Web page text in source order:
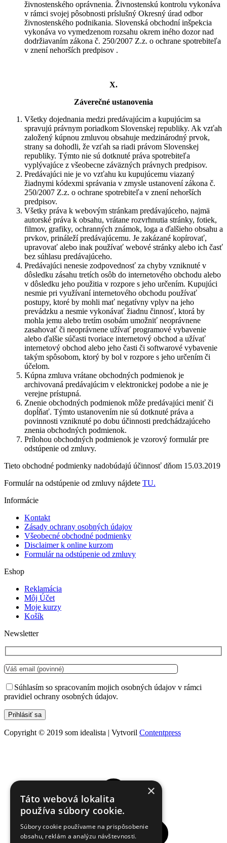
živnostenského oprávnenia. Živnostenskú kontrolu vykonáva
v rámci svojej pôsobnosti príslušný Okresný úrad odbor
živnostenského podnikania. Slovenská obchodní inšpekcia
vykonáva vo vymedzenom rozsahu okrem iného dozor nad
dodržiavaním zákona č. 250/2007 Z.z. o ochrane spotrebiteľa
v znení nehorších predpisov .
X.
Záverečné ustanovenia
Všetky dojednania medzi predávajúcim a kupujúcim sa
spravujú právnym poriadkom Slovenskej republiky. Ak vzťah
založený kúpnou zmluvou obsahuje medzinárodný prvok,
strany sa dohodli, že vzťah sa riadi právom Slovenskej
republiky. Týmto nie sú dotknuté práva spotrebiteľa
vyplývajúce z všeobecne záväzných právnych predpisov.
Predávajúci nie je vo vzťahu ku kupujúcemu viazaný
žiadnymi kódexmi správania v zmysle ustanovení zákona č.
250/2007 Z.z. o ochrane spotrebiteľa v znení nehorších
predpisov.
Všetky práva k webovým stránkam predávajúceho, najmä
autorské práva k obsahu, vrátane rozvrhnutia stránky, fotiek,
filmov, grafiky, ochranných známok, loga a ďalšieho obsahu a
prvkov, prináleží predávajúcemu. Je zakázané kopírovať,
upravovať alebo inak používať webové stránky alebo ich časť
bez súhlasu predávajúceho.
Predávajúci nenesie zodpovednosť za chyby vzniknuté v
dôsledku zásahu tretích osôb do internetového obchodu alebo
v dôsledku jeho použitia v rozpore s jeho určením. Kupujúci
nesmie pri využívaní internetového obchodu používať
postupy, ktoré by mohli mať negatívny vplyv na jeho
prevádzku a nesmie vykonávať žiadnu činnosť, ktorá by
mohla jemu alebo tretím osobám umožniť neoprávnene
zasahovať či neoprávnene užívať programové vybavenie
alebo ďalšie súčasti tvoriace internetový obchod a užívať
internetový obchod alebo jeho časti či softwarové vybavenie
takým spôsobom, ktorý by bol v rozpore s jeho určením či
účelom.
Kúpna zmluva vrátane obchodných podmienok je
archivovaná predávajúcim v elektronickej podobe a nie je
verejne prístupná.
Znenie obchodných podmienok môže predávajúci meniť či
dopĺňať. Týmto ustanovením nie sú dotknuté práva a
povinnosti vzniknuté po dobu účinnosti predchádzajúceho
znenia obchodných podmienok.
Prílohou obchodných podmienok je vzorový formulár pre
odstúpenie od zmluvy.
Tieto obchodné podmienky nadobúdajú účinnosť dňom 15.03.2019
Formulár na odstúpenie od zmluvy nájdete TU.
Informácie
Kontakt
Zásady ochrany osobných údajov
Všeobecné obchodné podmienky
Disclaimer k online kurzom
Formulár na odstúpenie od zmluvy
Eshop
Reklamácia
Môj Účet
Moje kurzy
Košík
Newsletter
Súhlasím so spracovaním mojich osobných údajov v rámci
pravidiel ochrany osobných údajov.
Copyright © 2019 som idealista | Vytvoril Contentpress
×
Táto webová lokalita
používa súbory cookie.
Súbory cookie používame na prispôsobenie
obsahu, reklám a analýzu návštevnosti.